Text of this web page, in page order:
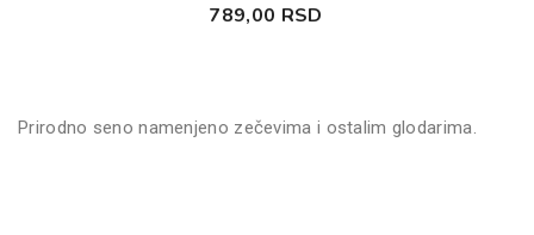
Prirodno seno namenjeno zečevima i ostalim glodarima.
789,00 RSD